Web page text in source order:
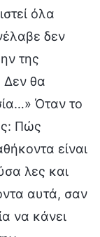
όλα
δεν
της
Δεν θα
Όταν το
Πώς
είναι
λες και
αυτά, σαν
να κάνει